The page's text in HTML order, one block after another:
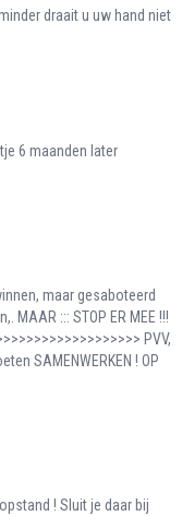
draait u uw hand niet
6 maanden later
maar gesaboteerd
::: STOP ER MEE !!!
PVV,
SAMENWERKEN ! OP
! Sluit je daar bij